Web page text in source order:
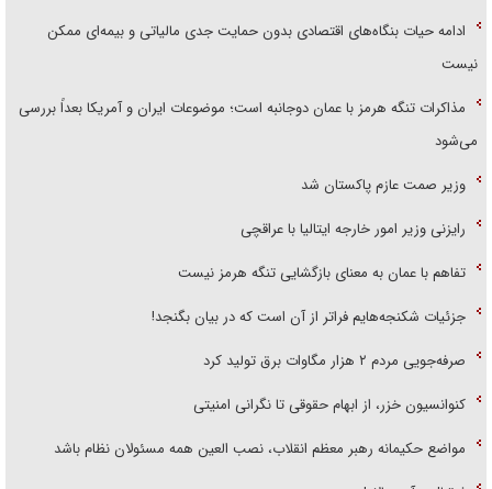
ادامه حیات بنگاه‌های اقتصادی بدون حمایت جدی مالیاتی و بیمه‌ای ممکن
نیست
مذاکرات تنگه هرمز با عمان دوجانبه است؛ موضوعات ایران و آمریکا بعداً بررسی
می‌شود
وزیر صمت عازم پاکستان شد
رایزنی وزیر امور خارجه ایتالیا با عراقچی
تفاهم با عمان به معنای بازگشایی تنگه هرمز نیست
جزئیات شکنجه‌هایم فراتر از آن است که در بیان بگنجد!
صرفه‌جویی مردم ۲ هزار مگاوات برق تولید کرد
کنوانسیون خزر، از ابهام حقوقی تا نگرانی امنیتی
مواضع حکیمانه رهبر معظم انقلاب، نصب العین همه مسئولان نظام باشد